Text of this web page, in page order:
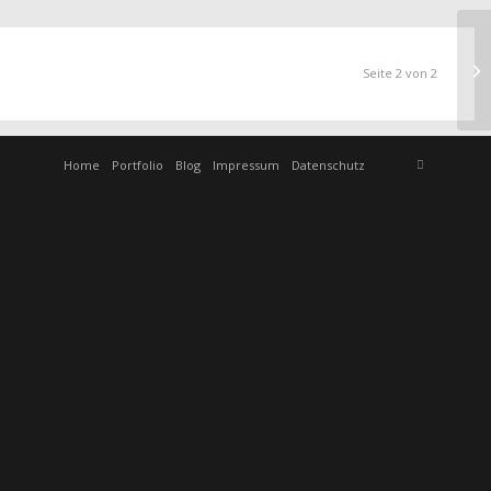
Seite 2 von 2
Home Portfolio Blog Impressum Datenschutz